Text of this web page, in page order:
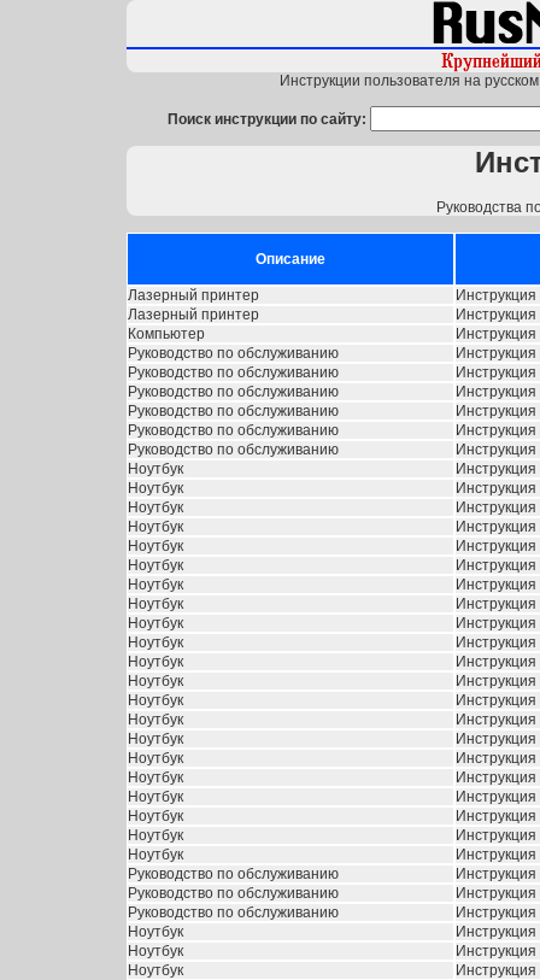
Инструкции пользователя на
Поиск инструкции по сайту:
Руководства
Описание
Лазерный принтер
Лазерный принтер
Компьютер
Руководство по обслуживанию
Руководство по обслуживанию
Руководство по обслуживанию
Руководство по обслуживанию
Руководство по обслуживанию
Руководство по обслуживанию
Ноутбук
Ноутбук
Ноутбук
Ноутбук
Ноутбук
Ноутбук
Ноутбук
Ноутбук
Ноутбук
Ноутбук
Ноутбук
Ноутбук
Ноутбук
Ноутбук
Ноутбук
Ноутбук
Ноутбук
Ноутбук
Ноутбук
Ноутбук
Ноутбук
Руководство по обслуживанию
Руководство по обслуживанию
Руководство по обслуживанию
Ноутбук
Ноутбук
Ноутбук